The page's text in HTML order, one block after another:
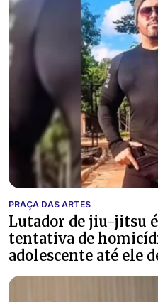
PRAÇA DAS ARTES
Lutador de jiu-jitsu
tentativa de
adolescente até ele